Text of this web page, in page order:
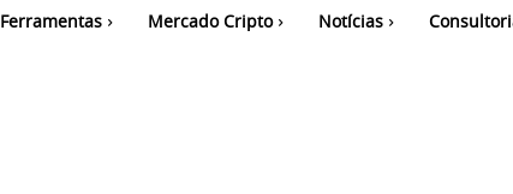
Ferramentas Mercado Cripto Notícias